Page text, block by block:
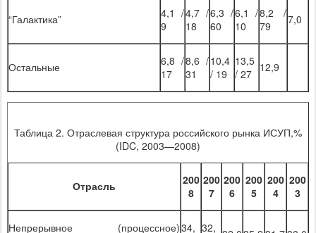
“Галактика”
4,1 /
­9
4,7 /
18
6,3 /
60
6,1 /
­10
8,2 /
79
7,0
Остальные
6,8 /
­17
8,6 /
31
10,4
/ 19
13,5
/ 27 12,9
Таблица 2. Отраслевая структура российского рынка ИСУП,%
(IDC, 2003—2008)
Отрасль
200
8
200
7
200
6
200
5
200
4
200
3
Непрерывное (процессное)34, 32,